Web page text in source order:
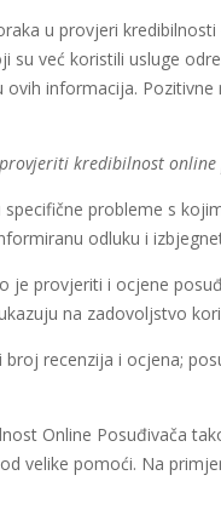
u provjeri
su već koristili usluge
informacija.
kredibilnost online
probleme s
odluku i
je provjeriti i ocjene
na zadovoljstvo
broj recenzija i ocjena;
Online Posuđivača
velike pomoći. Na